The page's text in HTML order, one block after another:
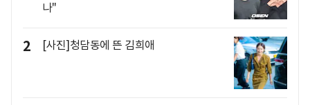
나"
2 [사진]청담동에 뜬 김희애